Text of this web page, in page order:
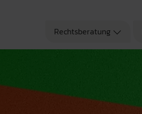
Rechtsberatung